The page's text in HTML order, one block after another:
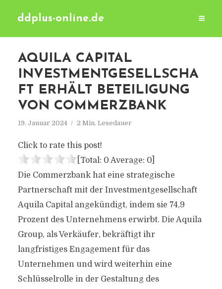
ddplus-online.de
AQUILA CAPITAL
INVESTMENTGESELLSCHA
FT ERHÄLT BETEILIGUNG
VON COMMERZBANK
19. Januar 2024 2 Min. Lesedauer
Click to rate this post!
[Total: 0 Average: 0]
Die Commerzbank hat eine strategische
Partnerschaft mit der Investmentgesellschaft
Aquila Capital angekündigt, indem sie 74,9
Prozent des Unternehmens erwirbt. Die Aquila
Group, als Verkäufer, bekräftigt ihr
langfristiges Engagement für das
Unternehmen und wird weiterhin eine
Schlüsselrolle in der Gestaltung des